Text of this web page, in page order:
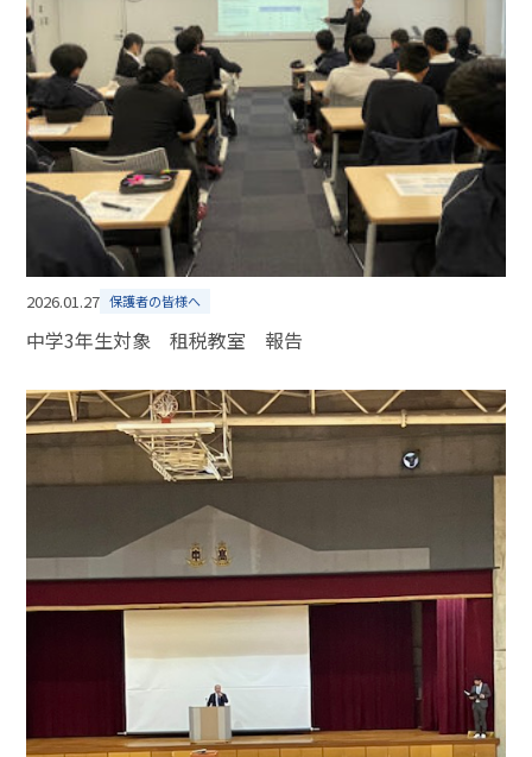
2026.01.27 保護者の皆様へ
中学3年生対象 租税教室 報告